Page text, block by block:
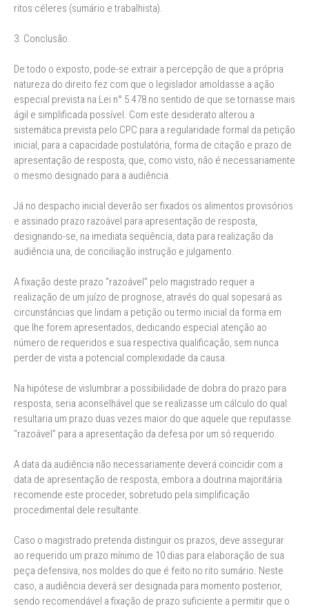
ritos céleres (sumário e trabalhista).
3. Conclusão.
De todo o exposto, pode-se extrair a percepção de que a própria
natureza do direito fez com que o legislador amoldasse a ação
especial prevista na Lei n° 5.478 no sentido de que se tornasse mais
ágil e simplificada possível. Com este desiderato alterou a
sistemática prevista pelo CPC para a regularidade formal da petição
inicial, para a capacidade postulatória, forma de citação e prazo de
apresentação de resposta, que, como visto, não é necessariamente
o mesmo designado para a audiência.
Já no despacho inicial deverão ser fixados os alimentos provisórios
e assinado prazo razoável para apresentação de resposta,
designando-se, na imediata seqüência, data para realização da
audiência una, de conciliação instrução e julgamento.
A fixação deste prazo “razoável” pelo magistrado requer a
realização de um juízo de prognose, através do qual sopesará as
circunstâncias que lindam a petição ou termo inicial da forma em
que lhe forem apresentados, dedicando especial atenção ao
número de requeridos e sua respectiva qualificação, sem nunca
perder de vista a potencial complexidade da causa.
Na hipótese de vislumbrar a possibilidade de dobra do prazo para
resposta, seria aconselhável que se realizasse um cálculo do qual
resultaria um prazo duas vezes maior do que aquele que reputasse
“razoável” para a apresentação da defesa por um só requerido.
A data da audiência não necessariamente deverá coincidir com a
data de apresentação de resposta, embora a doutrina majoritária
recomende este proceder, sobretudo pela simplificação
procedimental dele resultante.
Caso o magistrado pretenda distinguir os prazos, deve assegurar
ao requerido um prazo mínimo de 10 dias para elaboração de sua
peça defensiva, nos moldes do que é feito no rito sumário. Neste
caso, a audiência deverá ser designada para momento posterior,
sendo recomendável a fixação de prazo suficiente a permitir que o